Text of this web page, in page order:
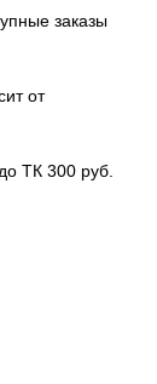
заказы
от
ТК 300 руб.